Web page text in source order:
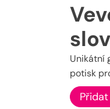
Unikátní
potisk